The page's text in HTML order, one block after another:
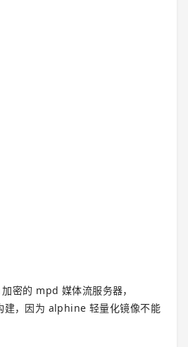
密的 mpd 媒体流服务器，
，因为 alphine 轻量化镜像不能